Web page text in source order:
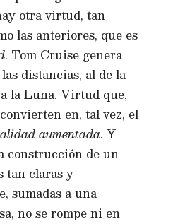
otra virtud, tan
las anteriores, que es
. Tom Cruise genera
distancias, al de la
la Luna. Virtud que,
en, tal vez, el
aumentada. Y
construcción de un
tan claras y
sumadas a una
no se rompe ni en